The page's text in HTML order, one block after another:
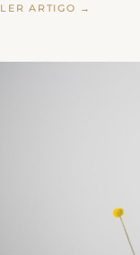
LER ARTIGO →